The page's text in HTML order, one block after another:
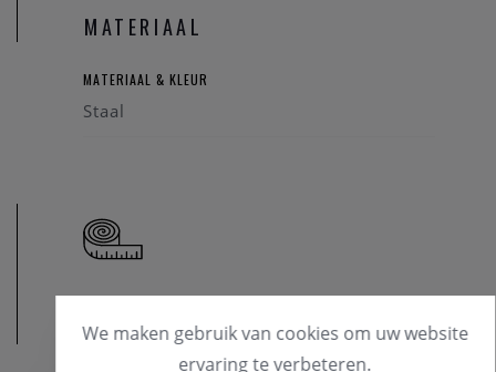
MATERIAAL
MATERIAAL & KLEUR
Staal
AFMETINGEN
We maken gebruik van cookies om uw website
ervaring te verbeteren.